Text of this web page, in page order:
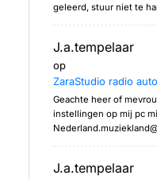
geleerd, stuur niet te
J.a.tempelaar
op
ZaraStudio radio
Geachte heer of
instellingen op mij pc
J.a.tempelaar